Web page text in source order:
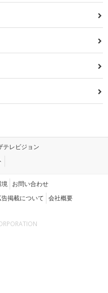
テレビジョン
境 お問い合わせ
告掲載について 会社概要